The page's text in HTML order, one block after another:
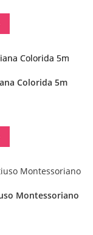
Colorida 5m
Montessoriano